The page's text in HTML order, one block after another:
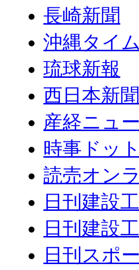
長崎新聞
沖縄タイ
琉球新報
西日本新聞
産経ニュ
時事ドッ
読売オン
日刊建設
日刊建設
日刊スポ